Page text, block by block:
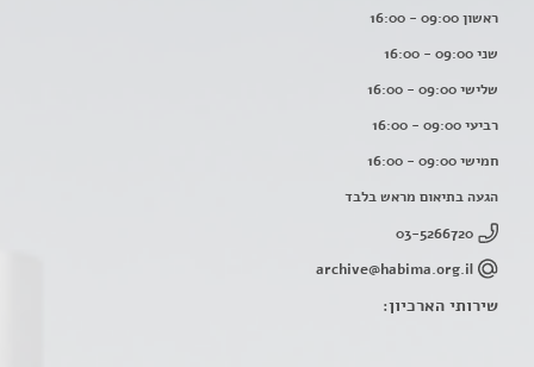
ראשון 09:00 - 16:00
שני 09:00 - 16:00
שלישי 09:00 - 16:00
רביעי 09:00 - 16:00
חמישי 09:00 - 16:00
הגעה בתיאום מראש בלבד
03-5266720
archive@habima.org.il
שירותי הארכיון: